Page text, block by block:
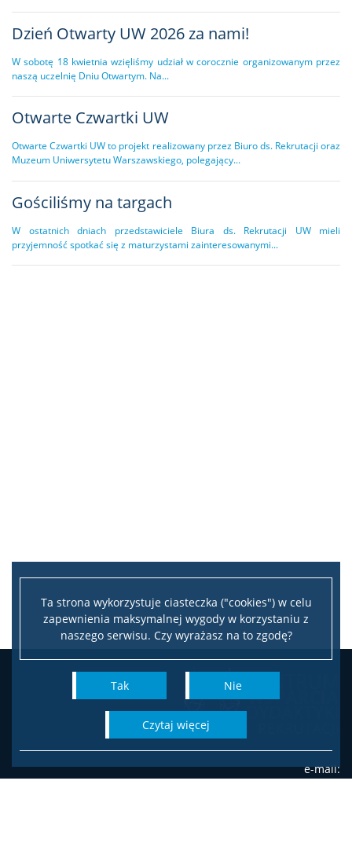
Ta strona wykorzystuje ciasteczka ("cookies") w celu
zapewnienia maksymalnej wygody w korzystaniu z
naszego serwisu. Czy wyrażasz na to zgodę?
Tak Nie
czytaj więcej
Dzień Otwarty UW 2026 za nami!
W sobotę 18 kwietnia wzięliśmy udział w corocznie organizowanym przez
naszą uczelnię Dniu Otwartym. Na...
Otwarte Czwartki UW
Otwarte Czwartki UW to projekt realizowany przez Biuro ds. Rekrutacji oraz
Muzeum Uniwersytetu Warszawskiego, polegający...
Gościliśmy na targach
W ostatnich dniach przedstawiciele Biura ds. Rekrutacji UW mieli
przyjemność spotkać się z maturzystami zainteresowanymi...
e-mail: